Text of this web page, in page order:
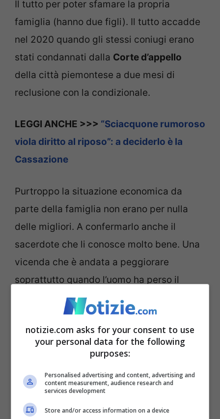
Il tutto per poter sfamare la propria
famiglia (hanno due figli). Il tutto accadde
nel 2020 quando gli stessi coniugi erano
stati condannati dalla Corte d’appello
della città piemontese a due mesi di
reclusione con la condizionale.
LEGGI ANCHE >>> “Sciacquone rumoroso
viola diritto al riposo”: a deciderlo è la
Cassazione
Purtroppo la situazione economica da
parte della famiglia non erano per nulla
delle migliori. A confermarlo anche il
sacerdote che li conosce molto bene. Una
vicenda che è andata a peggiorare
soprattutto quando l’uomo ha perso il
La tesi della difesa è stata prontamente
respinta dalla Cassazione. Era stata
ma a quanto pare questa possibilità non è
notizie.com asks for your consent to use
your personal data for the following
purposes:
Personalised advertising and content, advertising and
content measurement, audience research and
services development
Store and/or access information on a device